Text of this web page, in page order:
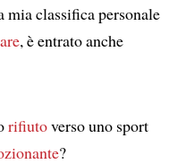
mia classifica personale
, è entrato anche
rifiutoverso uno sport
?